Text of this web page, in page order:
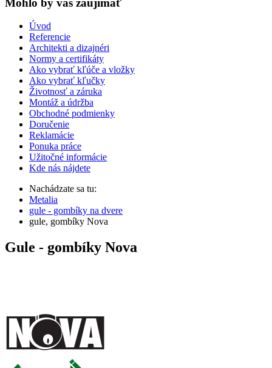
Mohlo by vas zaujímať
Úvod
Referencie
Architekti a dizajnéri
Normy a certifikáty
Ako vybrať kľúče a vložky
Ako vybrať kľučky
Životnosť a záruka
Montáž a údržba
Obchodné podmienky
Doručenie
Reklamácie
Ponuka práce
Užitočné informácie
Kde nás nájdete
Nachádzate sa tu:
Metalia
gule - gombíky na dvere
gule, gombíky Nova
Gule - gombíky Nova